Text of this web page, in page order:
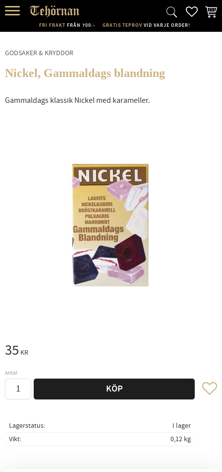
FRI FRAKT FRÅN 700:- GRATIS TEPROV VID VARJE ORDER!
GODSAKER & KRYDDOR
Nickel, Gammaldags blandning
Gammaldags klassik Nickel med karameller.
35 KR
Antal
KÖP Lägg
Lagerstatus
I lager
Vikt
0,12 kg